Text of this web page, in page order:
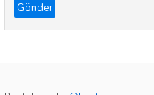
Gönder